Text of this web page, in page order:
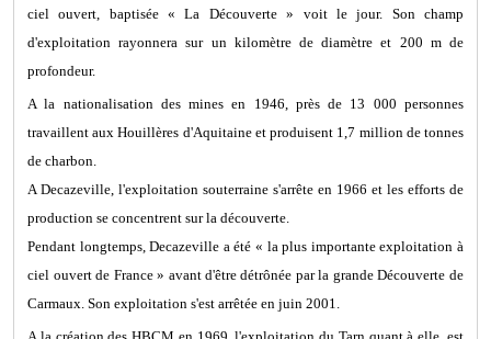
ciel ouvert, baptisée « La Découverte » voit le jour. Son champ
d'exploitation rayonnera sur un kilomètre de diamètre et 200 m de
profondeur.
A la nationalisation des mines en 1946, près de 13 000 personnes
travaillent aux Houillères d'Aquitaine et produisent 1,7 million de tonnes
de charbon.
A Decazeville, l'exploitation souterraine s'arrête en 1966 et les efforts de
production se concentrent sur la découverte.
Pendant longtemps, Decazeville a été « la plus importante exploitation à
ciel ouvert de France » avant d'être détrônée par la grande Découverte de
Carmaux. Son exploitation s'est arrêtée en juin 2001.